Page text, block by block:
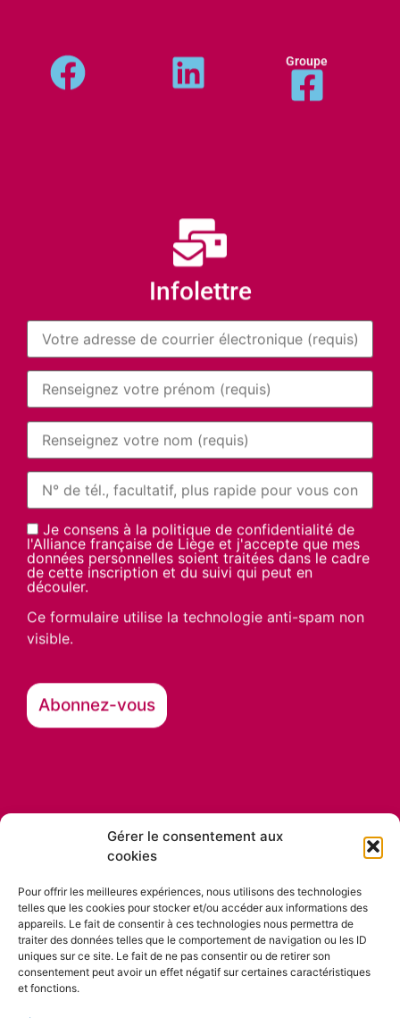
Gérer le consentement aux
cookies
Pour offrir les meilleures expériences, nous utilisons des technologies
telles que les cookies pour stocker et/ou accéder aux informations des
appareils. Le fait de consentir à ces technologies nous permettra de
traiter des données telles que le comportement de navigation ou les ID
uniques sur ce site. Le fait de ne pas consentir ou de retirer son
consentement peut avoir un effet négatif sur certaines caractéristiques
et fonctions.
Groupe
Infolettre
Je consens à la politique de confidentialité de
l'Alliance française de Liège et j'accepte que mes
données personnelles soient traitées dans le cadre
de cette inscription et du suivi qui peut en
découler.
Ce formulaire utilise la technologie anti-spam non
visible.
Nos partenaires